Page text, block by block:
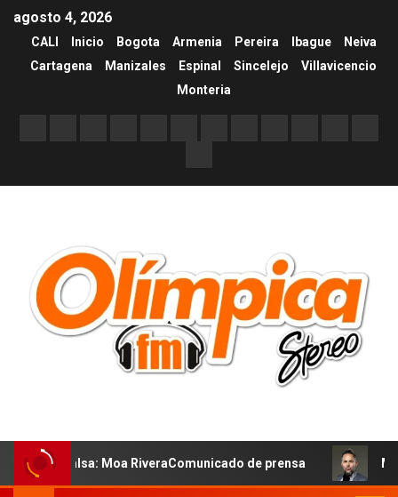
agosto 4, 2026
CALI Inicio Bogota Armenia Pereira Ibague
Neiva
Cartagena
Manizales Espinal Sincelejo
Villavicencio
Monteria
Moa RiveraComunicado de prensa MARCOS